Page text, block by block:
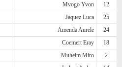
Mvogo Yvon
12
Jaquez Luca
25
Amenda Aurele
24
Coemert Eray
18
Muheim Miro
2